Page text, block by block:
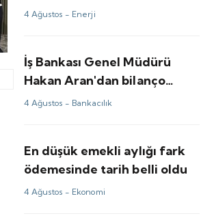
4 Ağustos - Enerji
İş Bankası Genel Müdürü
Hakan Aran'dan bilanço
değerlendirmesi var
4 Ağustos - Bankacılık
En düşük emekli aylığı fark
ödemesinde tarih belli oldu
4 Ağustos - Ekonomi